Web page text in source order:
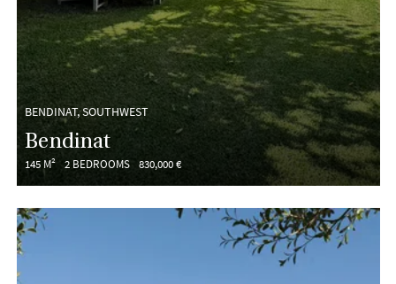
BENDINAT, SOUTHWEST
Bendinat
145 M² 2 BEDROOMS 830,000 €